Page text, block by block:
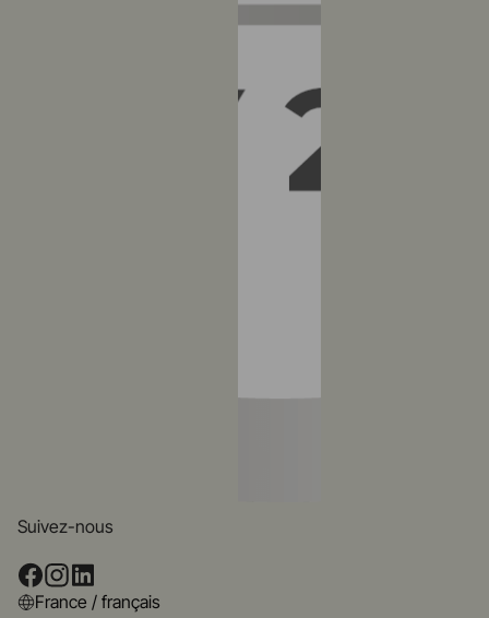
Suivez-nous
France / français